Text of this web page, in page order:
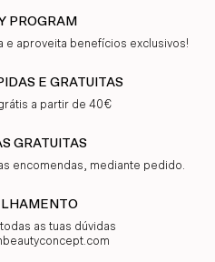
PROGRAM
e aproveita benefícios exclusivos!
E GRATUITAS
a partir de 40€
GRATUITAS
encomendas, mediante pedido.
as tuas dúvidas